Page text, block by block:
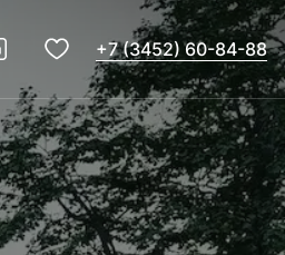
+7 (3452) 60-84-88